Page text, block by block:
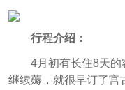
行程介绍：
4月初有长住8天
继续薅，就很早订了宫